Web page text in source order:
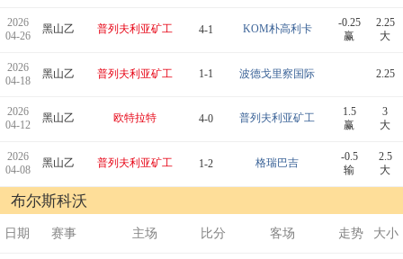
2026
04-26
黑山乙 普列夫利亚矿工 4-1 KOM朴高利卡
-0.25
赢
2.25
大
2026
04-18
黑山乙 普列夫利亚矿工 1-1 波德戈里察国际 2.25
2026
04-12
黑山乙 欧特拉特 4-0 普列夫利亚矿工
1.5
赢
3
大
2026
04-08
黑山乙 普列夫利亚矿工 1-2 格瑞巴吉
-0.5
输
2.5
大
布尔斯科沃
日期 赛事 主场 比分 客场 走势 大小